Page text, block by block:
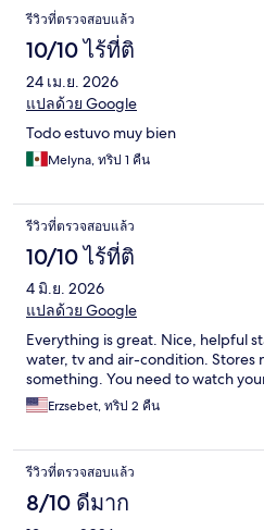
รีวิวที่ตรวจสอบแล้ว
10/10 ไร้ที่ติ
24 เม.ย. 2026
แปลด้วย Google
Todo estuvo muy bien
Melyna, ทริป 1 คืน
รีวิวที่ตรวจสอบแล้ว
10/10 ไร้ที่ติ
4 มิ.ย. 2026
แปลด้วย Google
Everything is great. Nice, helpful
water, tv and air-condition. Stores
something. You need to watch
Erzsebet, ทริป 2 คืน
รีวิวที่ตรวจสอบแล้ว
8/10 ดีมาก